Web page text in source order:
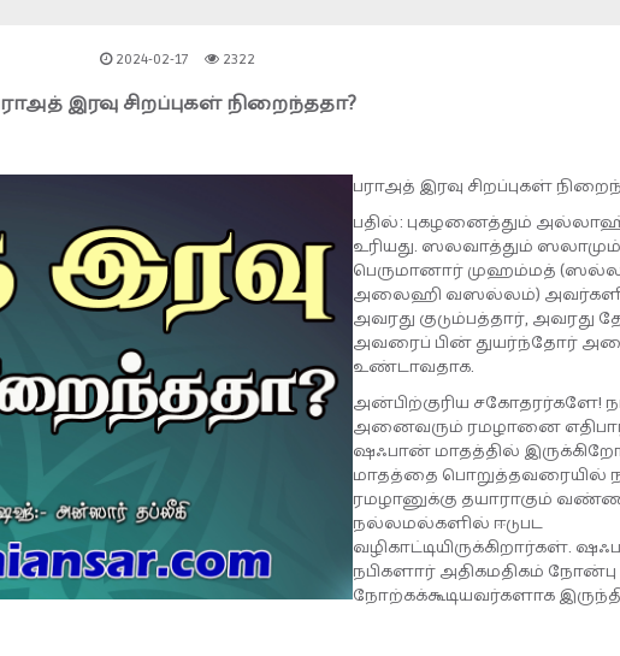
2024-02-17 2322
இரவு சிறப்புகள் நிறைந்ததா?
பராஅத் இரவு சிறப்புகள்
பதில்: புகழனைத்தும்
உரியது. ஸலவாத்தும்
பெருமானார் முஹம்மத்
அலைஹி வஸல்லம்)
அவரது குடும்பத்தார், அவரது
அவரைப் பின் துயர்ந்தோர்
உண்டாவதாக.
அன்பிற்குரிய சகோதரர்களே!
அனைவரும் ரமழானை
ஷஃபான் மாதத்தில்
மாதத்தை பொறுத்தவரையில்
ரமழானுக்கு தயாராகும்
நல்லமல்களில் ஈடுபட
வழிகாட்டியிருக்கிறார்கள்.
நபிகளார் அதிகமதிகம் நோன்பு
நோற்கக்கூடியவர்களாக